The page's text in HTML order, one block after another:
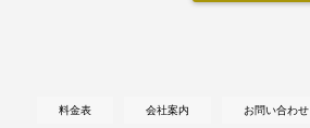
料金表 会社案内 お問い合わせ